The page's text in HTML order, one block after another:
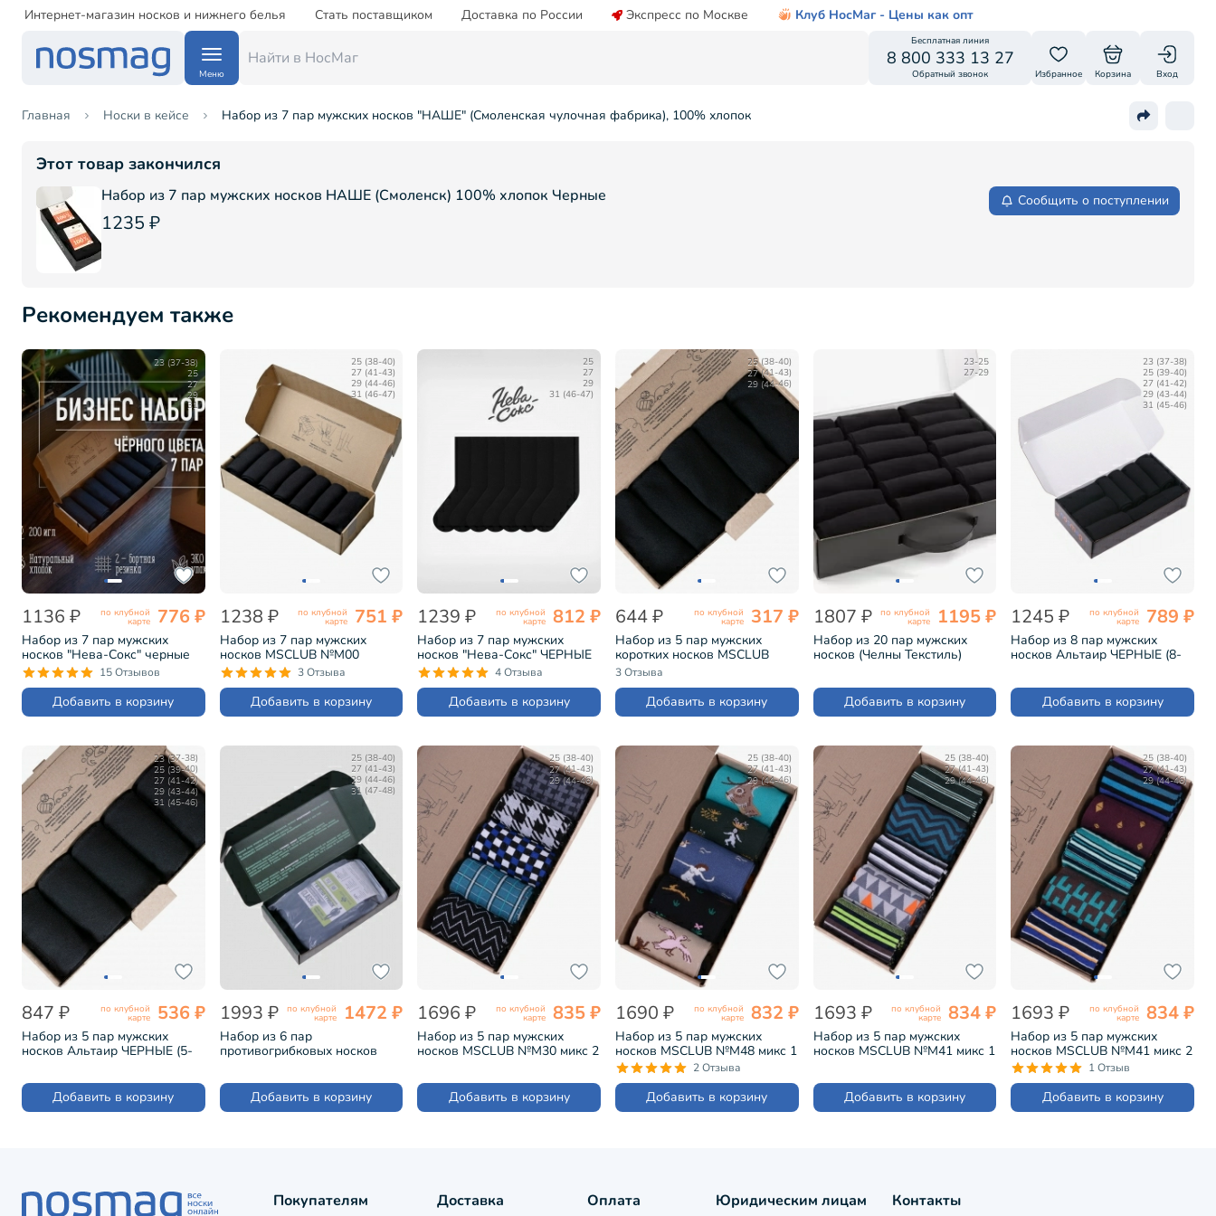
Интернет-магазин носков и нижнего белья Стать поставщиком Доставка по России Экспресс по Москве Клуб НосМаг - Цены как опт
Меню
Бесплатная линия
8 800 333 13 27
Обратный звонок Избранное Корзина Вход
Главная Носки в кейсе Набор из 7 пар мужских носков "НАШЕ" (Смоленская чулочная фабрика), 100% хлопок
Этот товар закончился
Набор из 7 пар мужских носков НАШЕ (Смоленск) 100% хлопок Черные
1235 ₽
Сообщить о поступлении
Рекомендуем также
23 (37-38)
25
27
29
31
1136 ₽ по клубной
карте 776 ₽
Набор из 7 пар мужских
носков "Нева-Сокс" черные
(НС-7-0-В)
15 Отзывов
Добавить в корзину
25 (38-40)
27 (41-43)
29 (44-46)
31 (46-47)
1238 ₽ по клубной
карте 751 ₽
Набор из 7 пар мужских
носков MSCLUB №М00
черные (МС-ПН-01-7)
3 Отзыва
Добавить в корзину
25
27
29
31 (46-47)
1239 ₽ по клубной
карте 812 ₽
Набор из 7 пар мужских
носков "Нева-Сокс" ЧЕРНЫЕ
(7-ПН-01Э)
4 Отзыва
Добавить в корзину
25 (38-40)
27 (41-43)
29 (44-46)
644 ₽ по клубной
карте 317 ₽
Набор из 5 пар мужских
коротких носков MSCLUB
черные (YNM-5K)
3 Отзыва
Добавить в корзину
23-25
27-29
1807 ₽ по клубной
карте 1195 ₽
Набор из 20 пар мужских
носков (Челны Текстиль)
Добавить в корзину
23 (37-38)
25 (39-40)
27 (41-42)
29 (43-44)
31 (45-46)
1245 ₽ по клубной
карте 789 ₽
Набор из 8 пар мужских
носков Альтаир ЧЕРНЫЕ (8-
Добавить в корзину
23 (37-38)
25 (39-40)
27 (41-42)
29 (43-44)
31 (45-46)
847 ₽ по клубной
карте 536 ₽
Набор из 5 пар мужских
носков Альтаир ЧЕРНЫЕ (5-
Добавить в корзину
25 (38-40)
27 (41-43)
29 (44-46)
31 (47-48)
1993 ₽ по клубной
карте 1472 ₽
Набор из 6 пар
противогрибковых носков
ЧЕРНЫЕ (H419-6)
Добавить в корзину
25 (38-40)
27 (41-43)
29 (44-46)
1696 ₽ по клубной
карте 835 ₽
Набор из 5 пар мужских
носков MSCLUB №М30 микс 2
Добавить в корзину
25 (38-40)
27 (41-43)
29 (44-46)
1690 ₽ по клубной
карте 832 ₽
Набор из 5 пар мужских
носков MSCLUB №М48 микс 1
(ВИ5-НМ48) 2 Отзыва
Добавить в корзину
25 (38-40)
27 (41-43)
29 (44-46)
1693 ₽ по клубной
карте 834 ₽
Набор из 5 пар мужских
носков MSCLUB №М41 микс 1
Добавить в корзину
25 (38-40)
27 (41-43)
29 (44-46)
1693 ₽ по клубной
карте 834 ₽
Набор из 5 пар мужских
носков MSCLUB №М41 микс 2
(ВИ5-НМ41) 1 Отзыв
Добавить в корзину
Покупателям Доставка Оплата Юридическим лицам Контакты